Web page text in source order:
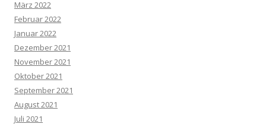
März 2022
Februar 2022
Januar 2022
Dezember 2021
November 2021
Oktober 2021
September 2021
August 2021
Juli 2021